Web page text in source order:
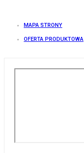
MAPA STRONY
OFERTA PRODUKTOWA